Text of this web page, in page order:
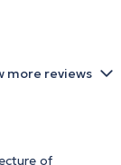
more reviews
of